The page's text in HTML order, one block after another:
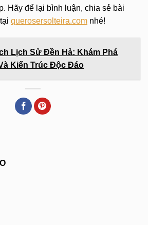
Hãy để lại bình luận, chia sẻ bài
querosersolteira.com nhé!
Lịch Sử Đền Hả: Khám Phá
Kiến Trúc Độc Đáo